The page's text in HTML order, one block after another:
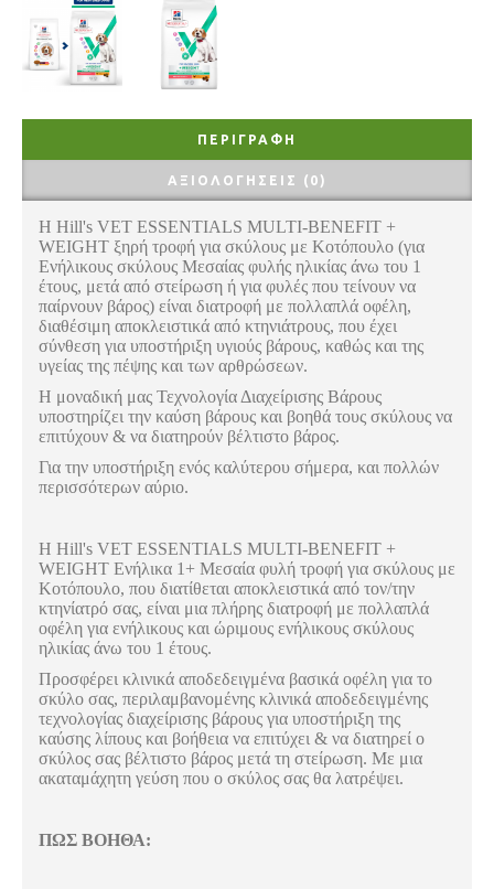
ΠΕΡΙΓΡΑΦΉ
ΑΞΙΟΛΟΓΉΣΕΙΣ (0)
Η Hill's VET ESSENTIALS MULTI-BENEFIT +
WEIGHT ξηρή τροφή για σκύλους με Κοτόπουλο (για
Ενήλικους σκύλους Μεσαίας φυλής ηλικίας άνω του 1
έτους, μετά από στείρωση ή για φυλές που τείνουν να
παίρνουν βάρος) είναι διατροφή με πολλαπλά οφέλη,
διαθέσιμη αποκλειστικά από κτηνιάτρους, που έχει
σύνθεση για υποστήριξη υγιούς βάρους, καθώς και της
υγείας της πέψης και των αρθρώσεων.
Η μοναδική μας Τεχνολογία Διαχείρισης Βάρους
υποστηρίζει την καύση βάρους και βοηθά τους σκύλους να
επιτύχουν & να διατηρούν βέλτιστο βάρος.
Για την υποστήριξη ενός καλύτερου σήμερα, και πολλών
περισσότερων αύριο.
Η Hill's VET ESSENTIALS MULTI-BENEFIT +
WEIGHT Ενήλικα 1+ Μεσαία φυλή τροφή για σκύλους με
Κοτόπουλο, που διατίθεται αποκλειστικά από τον/την
κτηνίατρό σας, είναι μια πλήρης διατροφή με πολλαπλά
οφέλη για ενήλικους και ώριμους ενήλικους σκύλους
ηλικίας άνω του 1 έτους.
Προσφέρει κλινικά αποδεδειγμένα βασικά οφέλη για το
σκύλο σας, περιλαμβανομένης κλινικά αποδεδειγμένης
τεχνολογίας διαχείρισης βάρους για υποστήριξη της
καύσης λίπους και βοήθεια να επιτύχει & να διατηρεί ο
σκύλος σας βέλτιστο βάρος μετά τη στείρωση. Με μια
ακαταμάχητη γεύση που ο σκύλος σας θα λατρέψει.
ΠΩΣ ΒΟΗΘΑ: